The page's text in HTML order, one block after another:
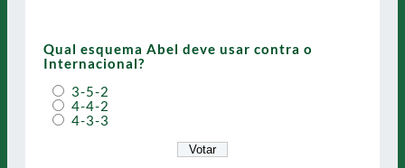
Qual esquema Abel deve usar contra o
Internacional?
3-5-2
4-4-2
4-3-3